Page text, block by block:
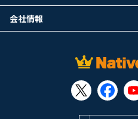
会社情報